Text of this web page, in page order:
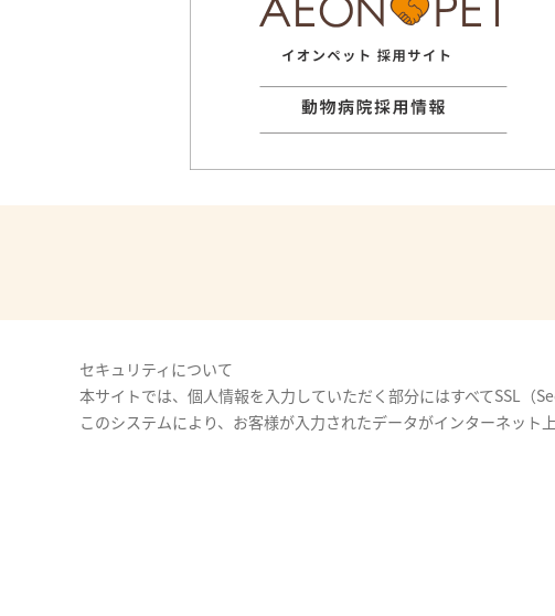
セキュリティについて
本サイトでは、個人情報を入力していただく部分にはすべてSSL（
このシステムにより、お客様が入力されたデータがインターネット